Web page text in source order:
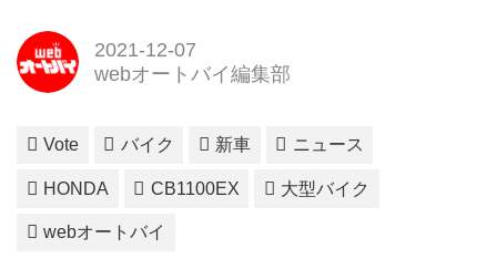
2021-12-07
webオートバイ編集部
Vote バイク 新車 ニュース
HONDA CB1100EX 大型バイク
webオートバイ